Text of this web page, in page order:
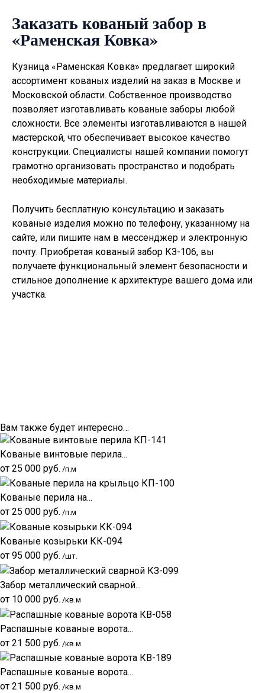
Заказать кованый забор в
«Раменская Ковка»
Кузница «Раменская Ковка» предлагает широкий
ассортимент кованых изделий на заказ в Москве и
Московской области. Собственное производство
позволяет изготавливать кованые заборы любой
сложности. Все элементы изготавливаются в нашей
мастерской, что обеспечивает высокое качество
конструкции. Специалисты нашей компании помогут
грамотно организовать пространство и подобрать
необходимые материалы.
Получить бесплатную консультацию и заказать
кованые изделия можно по телефону, указанному на
сайте, или пишите нам в мессенджер и электронную
почту. Приобретая кованый забор КЗ-106, вы
получаете функциональный элемент безопасности и
стильное дополнение к архитектуре вашего дома или
участка.
Вам также будет интересно…
Кованые винтовые перила...
от 25 000 руб. /п.м
Кованые перила на...
от 25 000 руб. /п.м
Кованые козырьки КК-094
от 95 000 руб. /шт.
Забор металлический сварной...
от 10 000 руб. /кв.м
Распашные кованые ворота...
от 21 500 руб. /кв.м
Распашные кованые ворота...
от 21 500 руб. /кв.м